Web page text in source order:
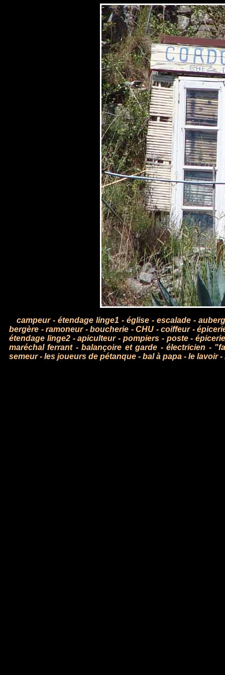
campeur- étendage linge1 - église - escalade -
bergère -ramoneur-boucherie -CHU -coiffeur-
étendage linge2-apiculteur -pompiers - poste-
maréchal ferrant-balançoire et garde -électricien -
semeur- les joueurs de pétanque - bal à papa - le lavoir-